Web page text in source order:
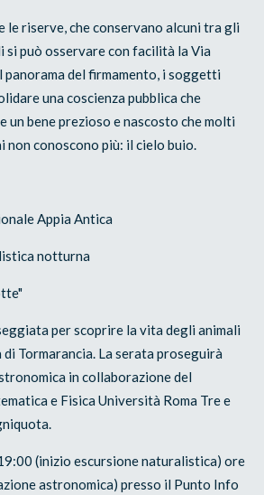
le riserve, che conservano alcuni tra gli
si può osservare con facilità la Via
panorama del firmamento, i soggetti
una coscienza pubblica che
un bene prezioso e nascosto che molti
non conoscono più: il cielo buio.
Appia Antica
notturna
per scoprire la vita degli animali
Tormarancia. La serata proseguirà
in collaborazione del
e Fisica Università Roma Tre e
(inizio escursione naturalistica) ore
astronomica) presso il Punto Info